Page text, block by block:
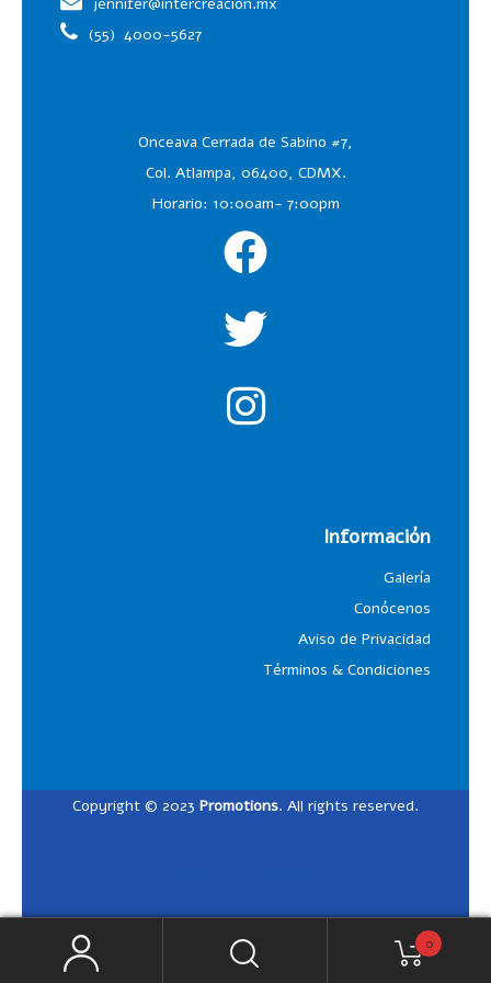
(55) 4000-5627
Onceava Cerrada de Sabino #7,
Col. Atlampa, 06400, CDMX.
Horario: 10:00am- 7:00pm
Información
Galería
Conócenos
Aviso de Privacidad
Términos & Condiciones
Copyright © 2023 Promotions. All rights reserved.
0